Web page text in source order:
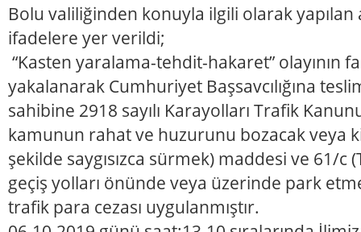
Bolu valiliğinden konuyla ilgili olarak yapılan
ifadelere yer verildi;
“Kasten yaralama-tehdit-hakaret” olayının
yakalanarak Cumhuriyet Başsavcılığına
sahibine 2918 sayılı Karayolları Trafik
kamunun rahat ve huzurunu bozacak veya
şekilde saygısızca sürmek) maddesi ve 61/c
geçiş yolları önünde veya üzerinde park
trafik para cezası uygulanmıştır.